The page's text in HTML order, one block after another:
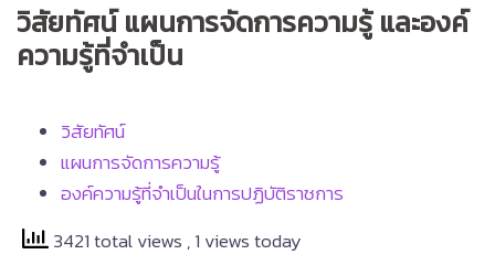
วิสัยทัศน์ แผนการจัดการความรู้ และองค์
ความรู้ที่จำเป็น
วิสัยทัศน์
แผนการจัดการความรู้
องค์ความรู้ที่จำเป็นในการปฏิบัติราชการ
3421 total views , 1 views today